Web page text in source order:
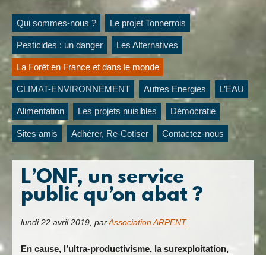
Qui sommes-nous ? Le projet Tonnerrois
Pesticides : un danger Les Alternatives
La Forêt en France et dans le monde
CLIMAT-ENVIRONNEMENT Autres Energies L’EAU
Alimentation Les projets nuisibles Démocratie
Sites amis Adhérer, Re-Cotiser Contactez-nous
L’ONF, un service
public qu’on abat ?
lundi 22 avril 2019,parAssociation ARPENT
En cause, l’ultra-productivisme, la surexploitation,